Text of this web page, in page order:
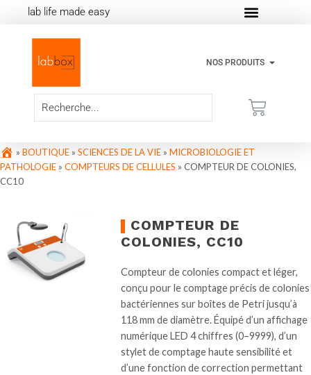
lab life made easy
NOS PRODUITS
» BOUTIQUE » SCIENCES DE LA VIE » MICROBIOLOGIE ET
PATHOLOGIE » COMPTEURS DE CELLULES » COMPTEUR DE COLONIES,
CC10
COMPTEUR DE
COLONIES, CC10
Compteur de colonies compact et léger,
conçu pour le comptage précis de colonies
bactériennes sur boîtes de Petri jusqu’à
118 mm de diamètre. Équipé d’un affichage
numérique LED 4 chiffres (0–9999), d’un
stylet de comptage haute sensibilité et
d’une fonction de correction permettant